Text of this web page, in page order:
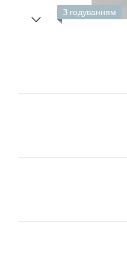
З годуванням